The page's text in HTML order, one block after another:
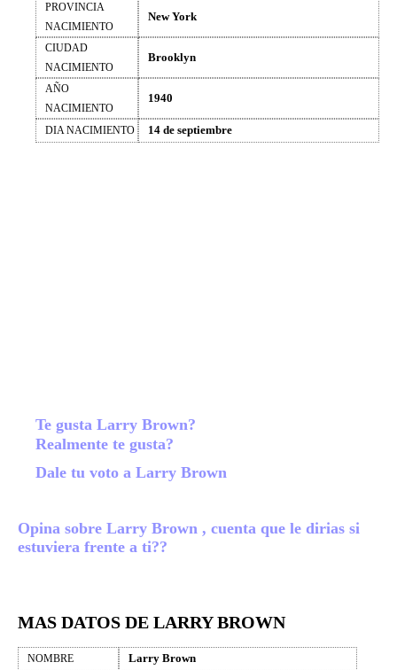
PROVINCIA
NACIMIENTO
New York
CIUDAD
NACIMIENTO
Brooklyn
AÑO
NACIMIENTO
1940
DIA NACIMIENTO 14 de septiembre
Te gusta Larry Brown?
Realmente te gusta?
Dale tu voto a Larry Brown
Opina sobre Larry Brown , cuenta que le dirias si
estuviera frente a ti??
MAS DATOS DE LARRY BROWN
NOMBRE Larry Brown